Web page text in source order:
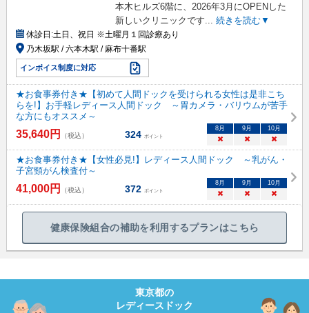
本木ヒルズ6階に、2026年3月にOPENした
新しいクリニックです
続きを読む▼
休診日:土日、祝日 ※土曜月１回診療あり
乃木坂駅 / 六本木駅 / 麻布十番駅
インボイス制度に対応
★お食事券付き★【初めて人間ドックを受けられる女性は是非こち
らを!】お手軽レディース人間ドック ～胃カメラ・バリウムが苦手
な方にもオススメ～
35,640円 （税込） 324 ポイント
8 月 9 月 10月
× × ×
★お食事券付き★【女性必見!】レディース人間ドック ～乳がん・
子宮頸がん検査付～
41,000円 （税込） 372 ポイント
8 月 9 月 10月
× × ×
健康保険組合の補助を利用するプランはこちら
東京都の
レディースドック